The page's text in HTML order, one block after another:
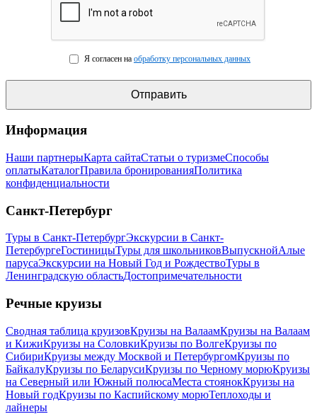
Я согласен на обработку персональных данных
Информация
Наши партнерыКарта сайтаСтатьи о туризмеСпособы
оплатыКаталогПравила бронированияПолитика
конфиденциальности
Санкт-Петербург
Туры в Санкт-ПетербургЭкскурсии в Санкт-
ПетербургеГостиницыТуры для школьниковВыпускнойАлые
парусаЭкскурсии на Новый Год и РождествоТуры в
Ленинградскую областьДостопримечательности
Речные круизы
Сводная таблица круизовКруизы на ВалаамКруизы на Валаам
и КижиКруизы на СоловкиКруизы по ВолгеКруизы по
СибириКруизы между Москвой и ПетербургомКруизы по
БайкалуКруизы по БеларусиКруизы по Черному морюКруизы
на Северный или Южный полюсаМеста стоянокКруизы на
Новый годКруизы по Каспийскому морюТеплоходы и
лайнеры